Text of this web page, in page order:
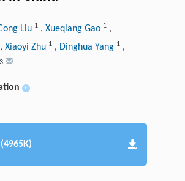
Liu 1, Xueqiang Gao 1,
Xiaoyi Zhu 1, Dinghua Yang 1,
3
+
(4965K)